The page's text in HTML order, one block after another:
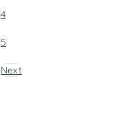
4
5
Next